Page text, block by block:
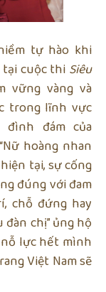
tự hào khi
cuộc thi Siêu
vững vàng và
trong lĩnh vực
đám của
hoàng nhan
tại, sự cống
đúng với đam
chỗ đứng hay
đàn chị” ủng hộ
lực hết mình
Việt Nam sẽ